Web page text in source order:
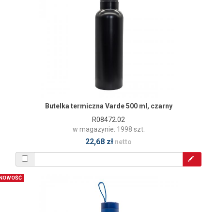
Butelka termiczna Varde 500 ml, czarny
R08472.02
w magazynie: 1998 szt.
22,68 zł netto